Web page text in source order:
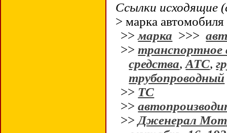
Ссылки исходящие
> марка автомобиля
>>марка >>>
>>транспортное
средства,АТС,
трубопроводный
>> ТС
>>
>>Дженерал